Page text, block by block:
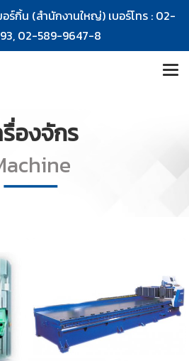
ร์กิ้น (สำนักงานใหญ่) เบอร์โทร : 02-
, 02-589-9647-8
รื่องจักร